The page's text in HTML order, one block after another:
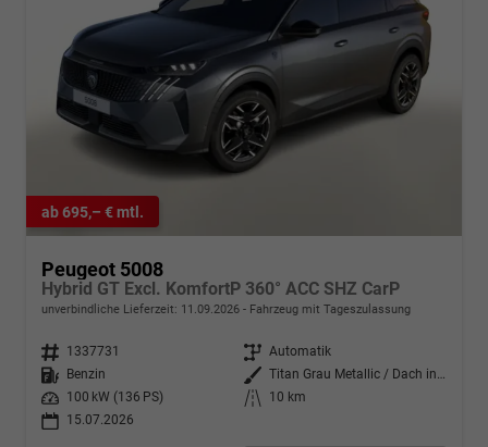
ab 695,– € mtl.
Peugeot 5008
Hybrid GT Excl. KomfortP 360° ACC SHZ CarP
unverbindliche Lieferzeit: 11.09.2026 Fahrzeug mit Tageszulassung
Fahrzeugnr. 1337731 Getriebe Automatik
Kraftstoff
Benzin Außenfarbe
Titan Grau Metallic / Dach in Pe
Leistung
100 kW (136 PS) Kilometerstand
10 km
15.07.2026